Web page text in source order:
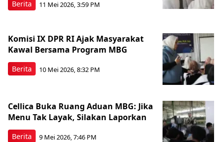
Berita 11 Mei 2026, 3:59 PM
Berita
Komisi IX DPR RI Ajak Masyarakat
Kawal Bersama Program MBG
10 Mei 2026, 8:32 PM
Berita
Cellica Buka Ruang Aduan MBG: Jika
Menu Tak Layak, Silakan Laporkan
9 Mei 2026, 7:46 PM